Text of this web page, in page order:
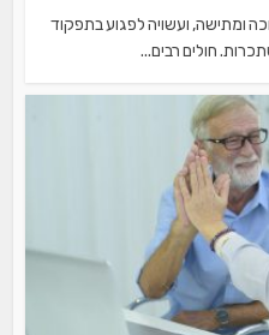
ומתישה, ועשויה לפגוע בתפקוד
חולים רבים...